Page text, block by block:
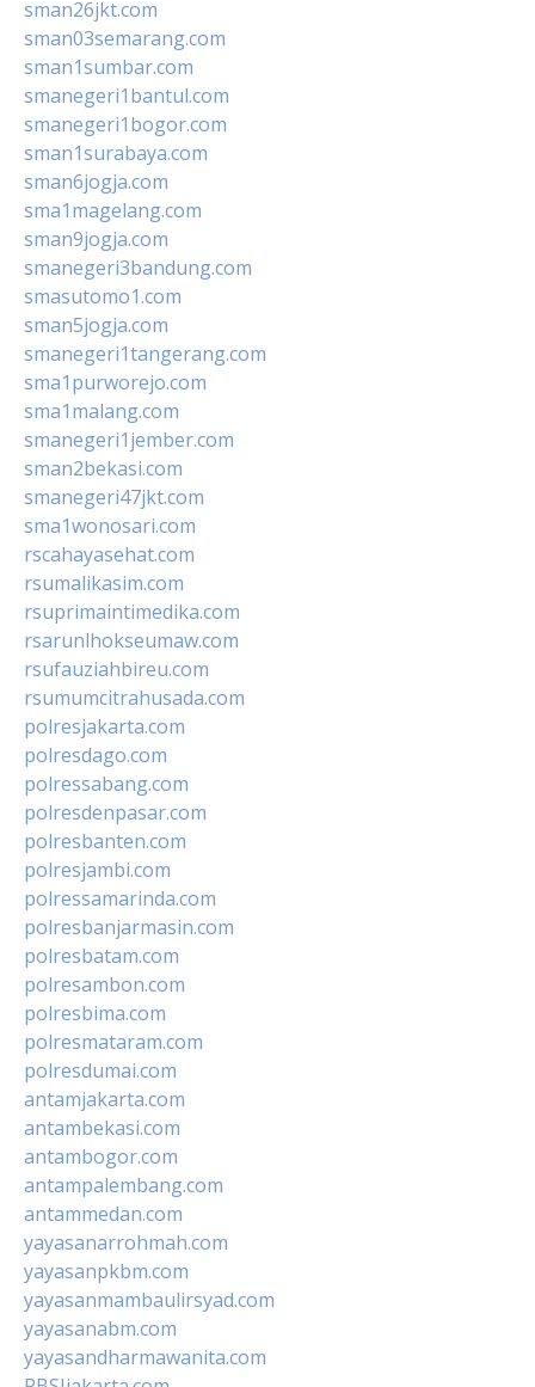
sman26jkt.com
sman03semarang.com
sman1sumbar.com
smanegeri1bantul.com
smanegeri1bogor.com
sman1surabaya.com
sman6jogja.com
sma1magelang.com
sman9jogja.com
smanegeri3bandung.com
smasutomo1.com
sman5jogja.com
smanegeri1tangerang.com
sma1purworejo.com
sma1malang.com
smanegeri1jember.com
sman2bekasi.com
smanegeri47jkt.com
sma1wonosari.com
rscahayasehat.com
rsumalikasim.com
rsuprimaintimedika.com
rsarunlhokseumaw.com
rsufauziahbireu.com
rsumumcitrahusada.com
polresjakarta.com
polresdago.com
polressabang.com
polresdenpasar.com
polresbanten.com
polresjambi.com
polressamarinda.com
polresbanjarmasin.com
polresbatam.com
polresambon.com
polresbima.com
polresmataram.com
polresdumai.com
antamjakarta.com
antambekasi.com
antambogor.com
antampalembang.com
antammedan.com
yayasanarrohmah.com
yayasanpkbm.com
yayasanmambaulirsyad.com
yayasanabm.com
yayasandharmawanita.com